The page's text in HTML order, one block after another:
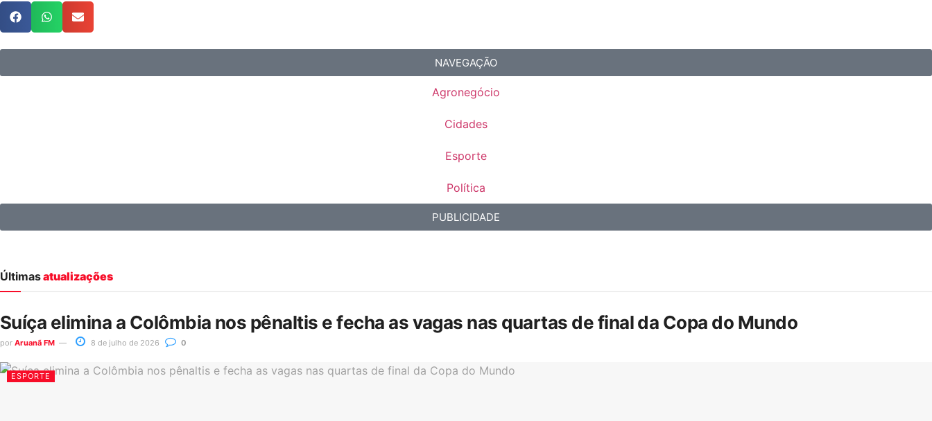
NAVEGAÇÃO
Agronegócio
Cidades
Esporte
Política
PUBLICIDADE
Últimasatualizações
Suíça elimina a Colômbia nos pênaltis e fecha as vagas nas quartas de final da Copa do Mundo
por Aruanã FM 8 de julho de 2026 0
ESPORTE